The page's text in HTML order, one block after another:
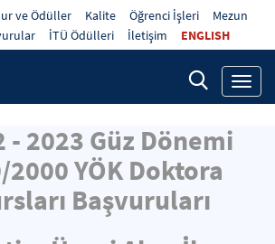
ve Ödüller Kalite Öğrenci İşleri
Mezun
İTÜ Ödülleri İletişim ENGLISH
- 2023 Güz Dönemi
2000 YÖK Doktora
Başvuruları